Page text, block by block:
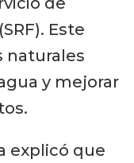
Este
naturales
y mejorar
explicó que